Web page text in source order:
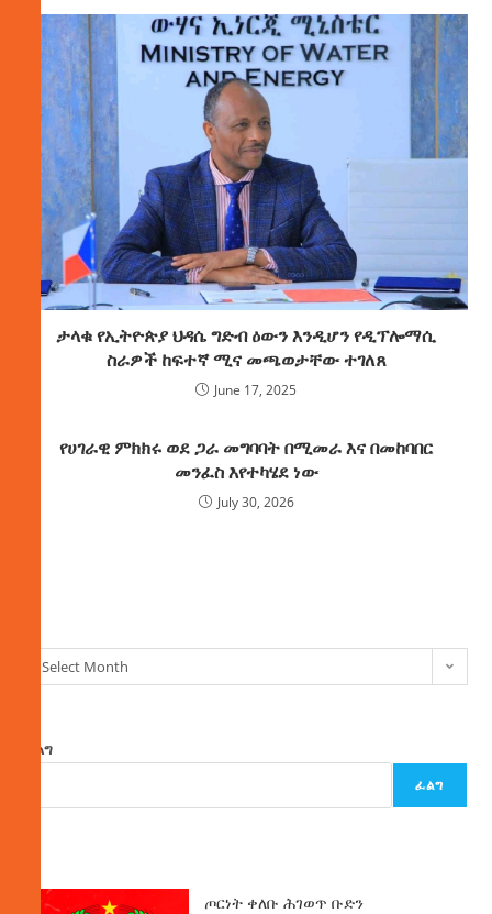
ታላቁ የኢትዮጵያ ህዳሴ ግድብ ዕውን እንዲሆን የዲፕሎማሲ
ስራዎች ከፍተኛ ሚና መጫወታቸው ተገለጸ
June 17, 2025
የሀገራዊ ምክክሩ ወደ ጋራ መግባባት በሚመራ እና በመከባበር
መንፈስ እየተካሄደ ነው
July 30, 2026
Select Month
ፈልግ
ፈልግ
ጦርነት ቀለቡ ሕገወጥ ቡድን